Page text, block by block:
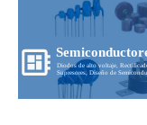
Diodos de alto voltaje,
Supresores, Diseño de